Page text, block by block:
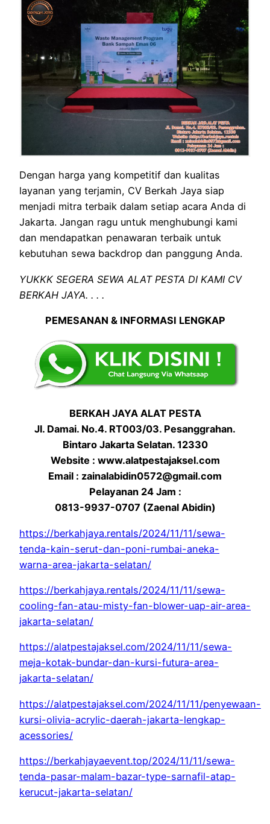
Dengan harga yang kompetitif dan kualitas
layanan yang terjamin, CV Berkah Jaya siap
menjadi mitra terbaik dalam setiap acara Anda di
Jakarta. Jangan ragu untuk menghubungi kami
dan mendapatkan penawaran terbaik untuk
kebutuhan sewa backdrop dan panggung Anda.
YUKKK SEGERA SEWA ALAT PESTA DI KAMI CV
BERKAH JAYA. . . .
PEMESANAN & INFORMASI LENGKAP
BERKAH JAYA ALAT PESTA
Jl. Damai. No.4. RT003/03. Pesanggrahan.
Bintaro Jakarta Selatan. 12330
Website : www.alatpestajaksel.com
Email : zainalabidin0572@gmail.com
Pelayanan 24 Jam :
0813-9937-0707 (Zaenal Abidin)
https://berkahjaya.rentals/2024/11/11/sewa-
tenda-kain-serut-dan-poni-rumbai-aneka-
warna-area-jakarta-selatan/
https://berkahjaya.rentals/2024/11/11/sewa-
cooling-fan-atau-misty-fan-blower-uap-air-area-
jakarta-selatan/
https://alatpestajaksel.com/2024/11/11/sewa-
meja-kotak-bundar-dan-kursi-futura-area-
jakarta-selatan/
https://alatpestajaksel.com/2024/11/11/penyewaan-
kursi-olivia-acrylic-daerah-jakarta-lengkap-
acessories/
https://berkahjayaevent.top/2024/11/11/sewa-
tenda-pasar-malam-bazar-type-sarnafil-atap-
kerucut-jakarta-selatan/